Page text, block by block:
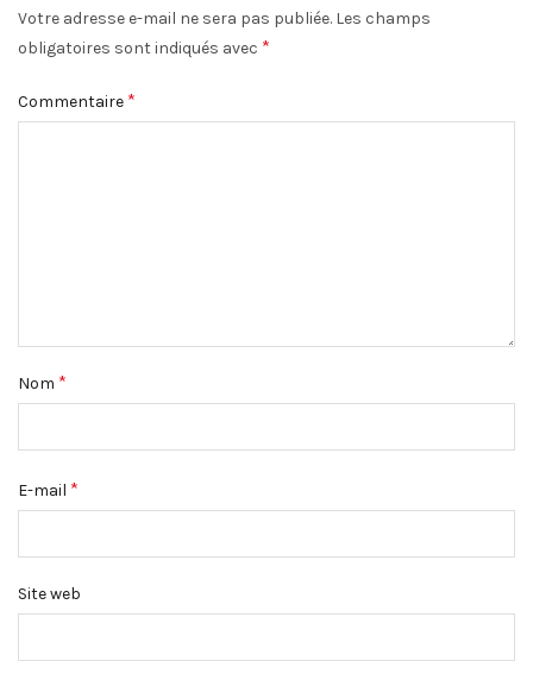
Votre adresse e-mail ne sera pas publiée. Les champs
obligatoires sont indiqués avec *
Commentaire *
Nom *
E-mail *
Site web